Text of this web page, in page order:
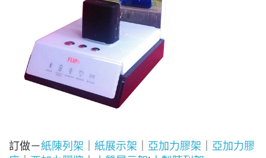
訂做－紙陳列架 紙展示架 亞加力膠架
亞加力膠